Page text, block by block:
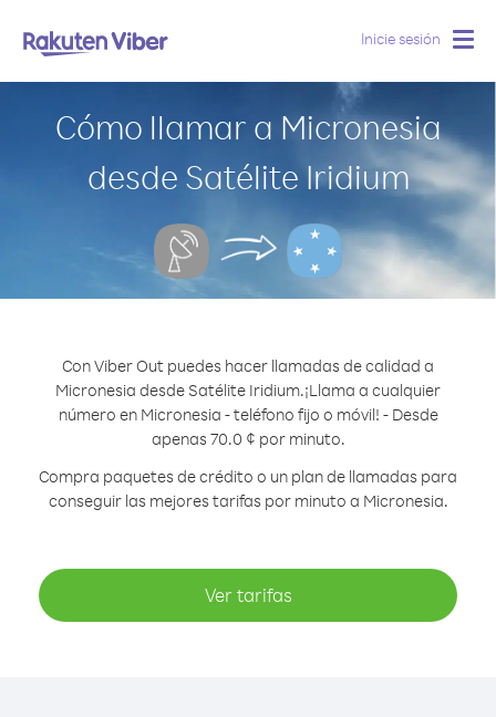
Inicie sesión
Cómo llamar a Micronesia
desde Satélite Iridium
Con Viber Out puedes hacer llamadas de calidad a
Micronesia desde Satélite Iridium.¡Llama a cualquier
número en Micronesia - teléfono fijo o móvil! - Desde
apenas 70.0 ¢ por minuto.
Compra paquetes de crédito o un plan de llamadas para
conseguir las mejores tarifas por minuto a Micronesia.
Ver tarifas